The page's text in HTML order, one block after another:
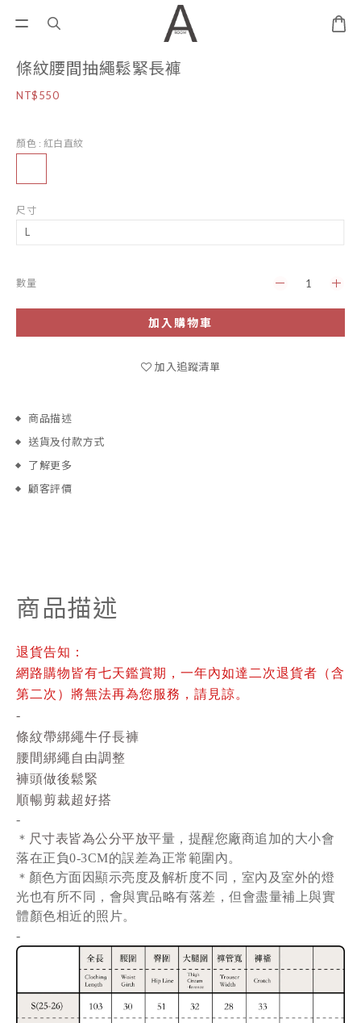
條紋腰間抽繩鬆緊長褲
NT$550
顏色 : 紅白直紋
尺寸
數量
加入購物車
加入追蹤清單
商品描述
送貨及付款方式
了解更多
顧客評價
商品描述
退貨告知：
網路購物皆有七天鑑賞期，一年內如達二次退貨者（含
第二次）將無法再為您服務，請見諒。
-
條紋帶綁繩牛仔長褲
腰間綁繩自由調整
褲頭做後鬆緊
順暢剪裁超好搭
-
＊ 尺寸表皆為公分平放平量 ，提醒您廠商追加的大小會
落在正負0-3CM的誤差為正常範圍內。
＊ 顏色方面因顯示亮度及解析度不同，室內及室外的燈
光也有所不同，會與實品略有落差，但會盡量補上與實
體顏色相近的照片。
-